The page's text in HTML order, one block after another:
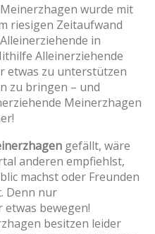
wurde mit
riesigen Zeitaufwand
in
Alleinerziehende
etwas zu unterstützen
zu bringen – und
Meinerzhagen
gefällt, wäre
anderen empfiehlst,
machst oder Freunden
Denn nur
bewegen!
besitzen leider